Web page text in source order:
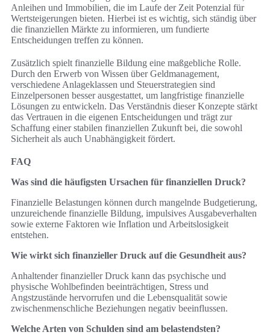
Anleihen und Immobilien, die im Laufe der Zeit Potenzial für
Wertsteigerungen bieten. Hierbei ist es wichtig, sich ständig über
die finanziellen Märkte zu informieren, um fundierte
Entscheidungen treffen zu können.
Zusätzlich spielt finanzielle Bildung eine maßgebliche Rolle.
Durch den Erwerb von Wissen über Geldmanagement,
verschiedene Anlageklassen und Steuerstrategien sind
Einzelpersonen besser ausgestattet, um langfristige finanzielle
Lösungen zu entwickeln. Das Verständnis dieser Konzepte stärkt
das Vertrauen in die eigenen Entscheidungen und trägt zur
Schaffung einer stabilen finanziellen Zukunft bei, die sowohl
Sicherheit als auch Unabhängigkeit fördert.
FAQ
Was sind die häufigsten Ursachen für finanziellen Druck?
Finanzielle Belastungen können durch mangelnde Budgetierung,
unzureichende finanzielle Bildung, impulsives Ausgabeverhalten
sowie externe Faktoren wie Inflation und Arbeitslosigkeit
entstehen.
Wie wirkt sich finanzieller Druck auf die Gesundheit aus?
Anhaltender finanzieller Druck kann das psychische und
physische Wohlbefinden beeinträchtigen, Stress und
Angstzustände hervorrufen und die Lebensqualität sowie
zwischenmenschliche Beziehungen negativ beeinflussen.
Welche Arten von Schulden sind am belastendsten?